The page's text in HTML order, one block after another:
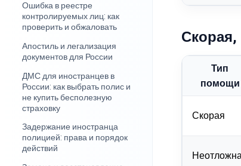
Ошибка в реестре
контролируемых лиц: как
проверить и обжаловать
Апостиль и легализация
документов для России
ДМС для иностранцев в
России: как выбрать полис и
не купить бесполезную
страховку
Задержание иностранца
полицией: права и порядок
действий
Тип
помощи
Скорая